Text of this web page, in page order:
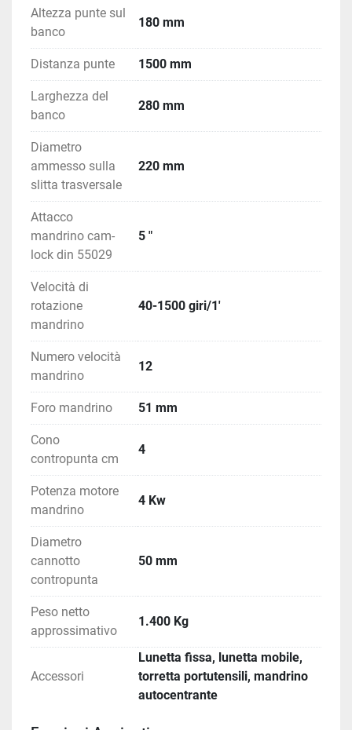
Altezza punte sul
banco
180 mm
Distanza punte 1500 mm
Larghezza del
banco
280 mm
Diametro
ammesso sulla
slitta trasversale
220 mm
Attacco
mandrino cam-
lock din 55029
5 "
Velocità di
rotazione
mandrino
40-1500 giri/1'
Numero velocità
mandrino
12
Foro mandrino 51 mm
Cono
contropunta cm
4
Potenza motore
mandrino
4 Kw
Diametro
cannotto
contropunta
50 mm
Peso netto
approssimativo
1.400 Kg
Accessori
Lunetta fissa, lunetta mobile,
torretta portutensili, mandrino
autocentrante